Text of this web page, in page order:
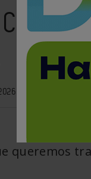
queremos